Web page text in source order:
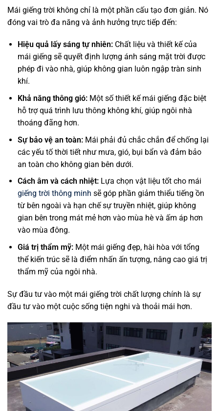
Mái giếng trời không chỉ là một phần cấu tạo đơn giản. Nó
đóng vai trò đa năng và ảnh hưởng trực tiếp đến:
Hiệu quả lấy sáng tự nhiên:Chất liệu và thiết kế của
mái giếng sẽ quyết định lượng ánh sáng mặt trời được
phép đi vào nhà, giúp không gian luôn ngập tràn sinh
khí.
Khả năng thông gió:Một số thiết kế mái giếng đặc biệt
hỗ trợ quá trình lưu thông không khí, giúp ngôi nhà
thoáng đãng hơn.
Sự bảo vệ an toàn:Mái phải đủ chắc chắn để chống lại
các yếu tố thời tiết như mưa, gió, bụi bẩn và đảm bảo
an toàn cho không gian bên dưới.
Cách âm và cách nhiệt:Lựa chọn vật liệu tốt cho mái
giếng trời thông minh sẽ góp phần giảm thiểu tiếng ồn
từ bên ngoài và hạn chế sự truyền nhiệt, giúp không
gian bên trong mát mẻ hơn vào mùa hè và ấm áp hơn
vào mùa đông.
Giá trị thẩm mỹ:Một mái giếng đẹp, hài hòa với tổng
thể kiến trúc sẽ là điểm nhấn ấn tượng, nâng cao giá trị
thẩm mỹ của ngôi nhà.
Sự đầu tư vào một mái giếng trời chất lượng chính là sự
đầu tư vào một cuộc sống tiện nghi và thoải mái hơn.